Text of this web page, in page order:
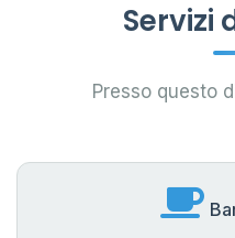
Servizi
Presso questo